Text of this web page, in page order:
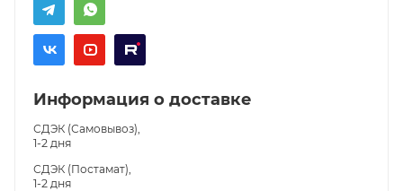
Информация о доставке
СДЭК (Самовывоз),
1-2 дня
СДЭК (Постамат),
1-2 дня